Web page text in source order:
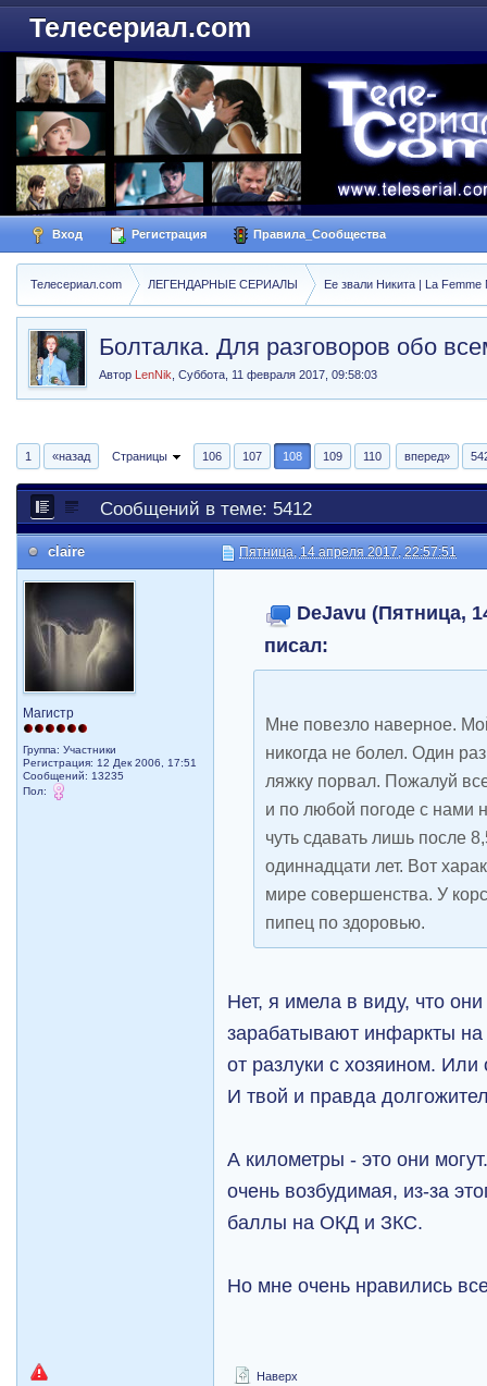
Телесериал.com
Вход Регистрация Правила_Сообщества
Телесериал.com ЛЕГЕНДАРНЫЕ СЕРИАЛЫ Ее звали Никита | La Femme
Болталка. Для разговоров обо
Автор LenNik ,Суббота, 11 февраля 2017, 09:58:03
1 «назад Страницы 106 107 108 109 110 вперед»
Сообщений в теме: 5412
claire Пятница, 14 апреля 2017, 22:57:51
Магистр
Группа: Участники
Регистрация: 12 Дек 2006, 17:51
Сообщений: 13235
Пол:
DeJavu (Пятница,
писал:
Мне повезло наверное.
никогда не болел. Один
ляжку порвал. Пожалуй
и по любой погоде с нами
чуть сдавать лишь после
одиннадцати лет. Вот
мире совершенства. У
пипец по здоровью.
Нет, я имела в виду, что
зарабатывают инфаркты
от разлуки с хозяином.
И твой и правда
А километры - это они
очень возбудимая, из-за
баллы на ОКД и ЗКС.
Но мне очень нравились
Наверх